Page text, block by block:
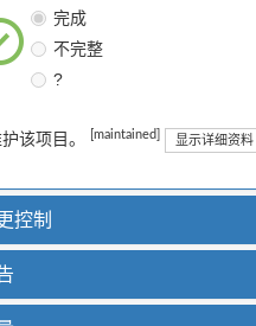
完成
不完整
?
该项目。 [maintained] 显示详细资料
控制